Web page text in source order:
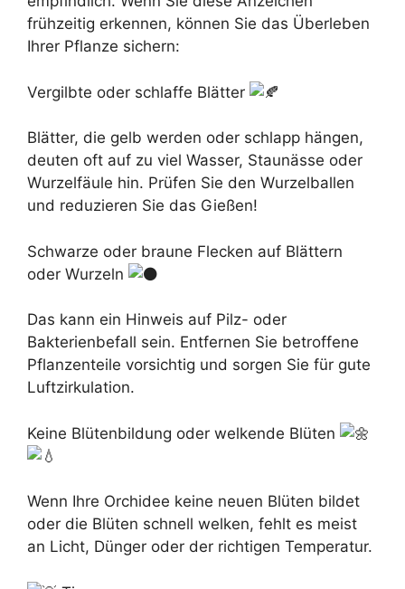
frühzeitig erkennen, können Sie das Überleben
Ihrer Pflanze sichern:
Vergilbte oder schlaffe Blätter
Blätter, die gelb werden oder schlapp hängen,
deuten oft auf zu viel Wasser, Staunässe oder
Wurzelfäule hin. Prüfen Sie den Wurzelballen
und reduzieren Sie das Gießen!
Schwarze oder braune Flecken auf Blättern
oder Wurzeln
Das kann ein Hinweis auf Pilz- oder
Bakterienbefall sein. Entfernen Sie betroffene
Pflanzenteile vorsichtig und sorgen Sie für gute
Luftzirkulation.
Keine Blütenbildung oder welkende Blüten
Wenn Ihre Orchidee keine neuen Blüten bildet
oder die Blüten schnell welken, fehlt es meist
an Licht, Dünger oder der richtigen Temperatur.